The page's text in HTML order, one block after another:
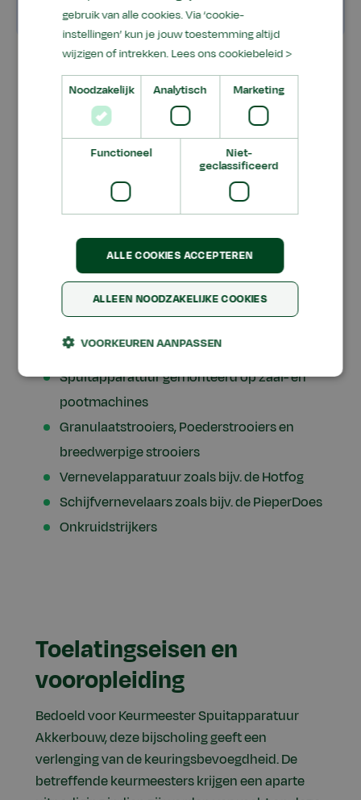
wachtlijst bovenaan de pagina.
in de training worden de
volgende onderwerpen
Tijdens deze 1-daagse training wordt aandacht
periodieke SKL-keuring van machines die onder
de bevoegdheid vallen van de “Keurmeester
Spuitapparatuur in de Akkerbouw”.
Rijen-/strokenspuiten
Spuitapparatuur gemonteerd op zaai- en
pootmachines
Granulaatstrooiers, Poederstrooiers en
breedwerpige strooiers
Vernevelapparatuur zoals bijv. de Hotfog
Schijfvernevelaars zoals bijv. de PieperDoes
Onkruidstrijkers
Toelatingseisen en
vooropleiding
Bedoeld voor Keurmeester Spuitapparatuur
Akkerbouw, deze bijscholing geeft een
verlenging van de keuringsbevoegdheid. De
betreffende keurmeesters krijgen een aparte
gebruik van alle cookies. Via ‘cookie-
instellingen’ kun je jouw toestemming altijd
wijzigen of intrekken. Lees ons cookiebeleid >
Noodzakelijk Analytisch Marketing
Functioneel
Niet-
geclassificeerd
ALLE COOKIES ACCEPTEREN
ALLEEN NOODZAKELIJKE COOKIES
VOORKEUREN AANPASSEN